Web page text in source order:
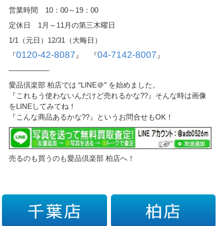
営業時間 10：00～19：00
定休日 1月～11月の第三木曜日
1/1（元日）12/31（大晦日）
『0120-42-8087 』 『04-7142-8007 』
—————–
愛品倶楽部 柏店では “LINE＠” を始めました。
『これもう使わないんだけど売れるかな??』そんな時は画像
をLINEしてみてね！
『こんな商品あるかな??』というお問合せもOK！
売るのも買うのも愛品倶楽部 柏店へ！